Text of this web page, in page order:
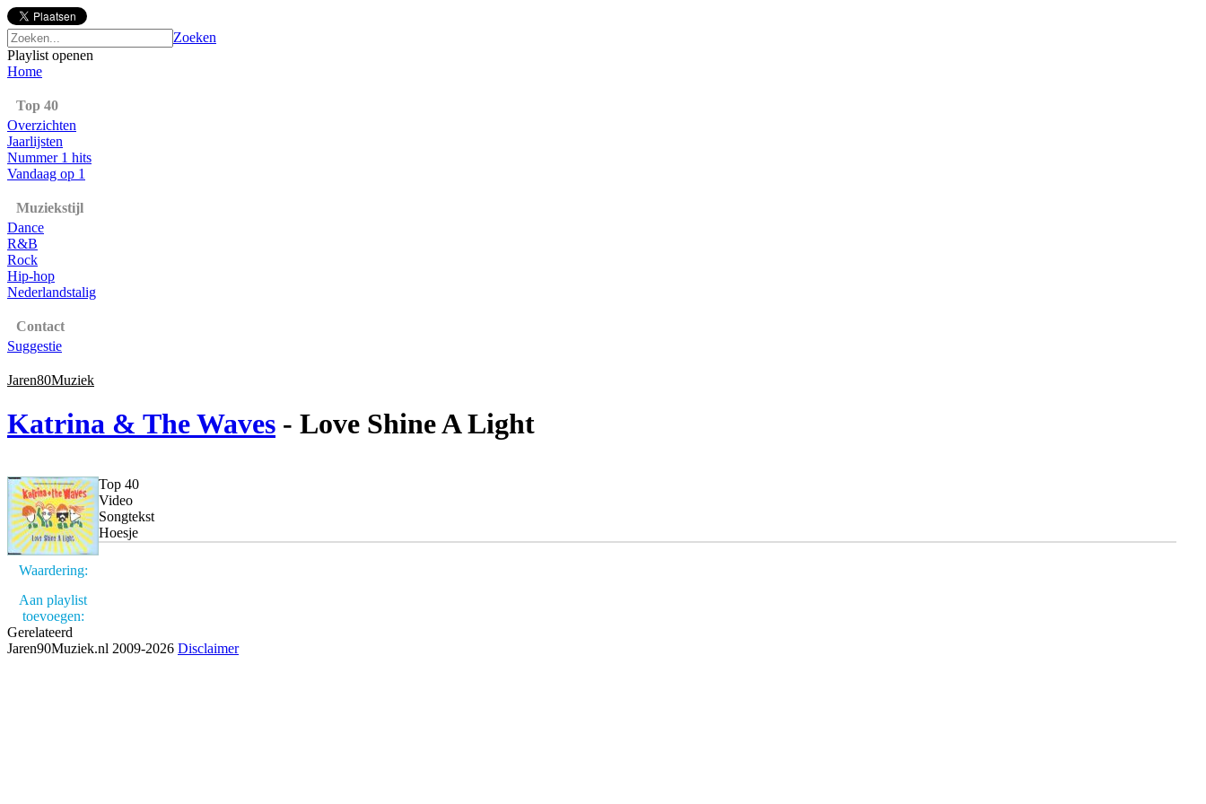
Zoeken
Playlist openen
Home
Top 40
Overzichten
Jaarlijsten
Nummer 1 hits
Vandaag op 1
Muziekstijl
Dance
R&B
Rock
Hip-hop
Nederlandstalig
Contact
Suggestie
Jaren80Muziek
Katrina & The Waves - Love Shine A Light
Waardering:
Aan playlist
toevoegen:
Top 40
Video
Songtekst
Hoesje
Gerelateerd
Jaren90Muziek.nl 2009-2026 Disclaimer